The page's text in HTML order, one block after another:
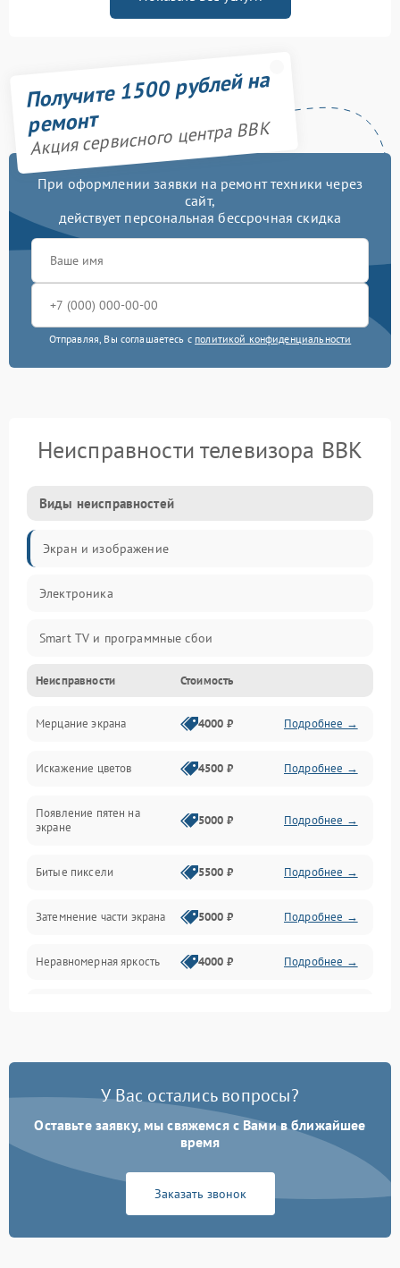
Получите 1500 рублей на
ремонт
Акция сервисного центра BBK
При оформлении заявки на ремонт техники через
сайт,
действует персональная бессрочная скидка
Отправляя, Вы соглашаетесь с политикой конфиденциальности
Неисправности телевизора BBK
Виды неисправностей
Экран и изображение
Электроника
Smart TV и программные сбои
Питание и запуск
Подсветка и LED-модули
Звук и аудиосистема
Сигнал и приём каналов
Механические повреждения
Программное обеспечение
Сеть и подключения
Аудио
Сетевая
Неисправности Стоимость
Мерцание экрана 4000 ₽ Подробнее →
Искажение цветов 4500 ₽ Подробнее →
Появление пятен на
экране
5000 ₽ Подробнее →
Битые пиксели 5500 ₽ Подробнее →
Затемнение части экрана 5000 ₽ Подробнее →
Неравномерная яркость 4000 ₽ Подробнее →
У Вас остались вопросы?
Оставьте заявку, мы свяжемся с Вами в ближайшее
время
Заказать звонок